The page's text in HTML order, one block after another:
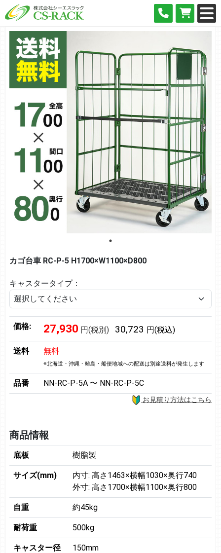
カゴ台車 RC-P-5 H1700×W1100×D800
キャスタータイプ：
価格: 27,930 円(税別) 30,723 円(税込)
送料 無料
※北海道・沖縄・離島・船便地域への配送は別途送料が発生します
品番 NN-RC-P-5A 〜 NN-RC-P-5C
お見積り方法はこちら
商品情報
底板 樹脂製
サイズ(mm)
内寸: 高さ1463×横幅1030×奥行740
外寸: 高さ1700×横幅1100×奥行800
自重 約45kg
耐荷重 500kg
キャスター径 150mm